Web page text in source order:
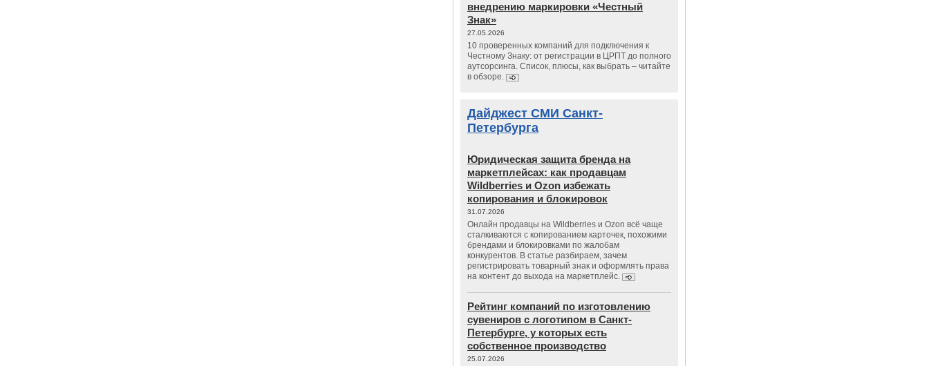
внедрению маркировки «Честный
Знак»
27.05.2026
10 проверенных компаний для подключения к
Честному Знаку: от регистрации в ЦРПТ до полного
аутсорсинга. Список, плюсы, как выбрать – читайте
в обзоре.
Дайджест СМИ Санкт-
Петербурга
Юридическая защита бренда на
маркетплейсах: как продавцам
Wildberries и Ozon избежать
копирования и блокировок
31.07.2026
Онлайн продавцы на Wildberries и Ozon всё чаще
сталкиваются с копированием карточек, похожими
брендами и блокировками по жалобам
конкурентов. В статье разбираем, зачем
регистрировать товарный знак и оформлять права
на контент до выхода на маркетплейс.
Рейтинг компаний по изготовлению
сувениров с логотипом в Санкт-
Петербурге, у которых есть
собственное производство
25.07.2026